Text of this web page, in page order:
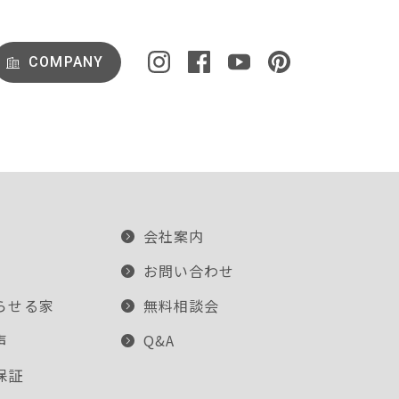
COMPANY
せる家
証
会社案内
お問い合わせ
無料相談会
Q&A